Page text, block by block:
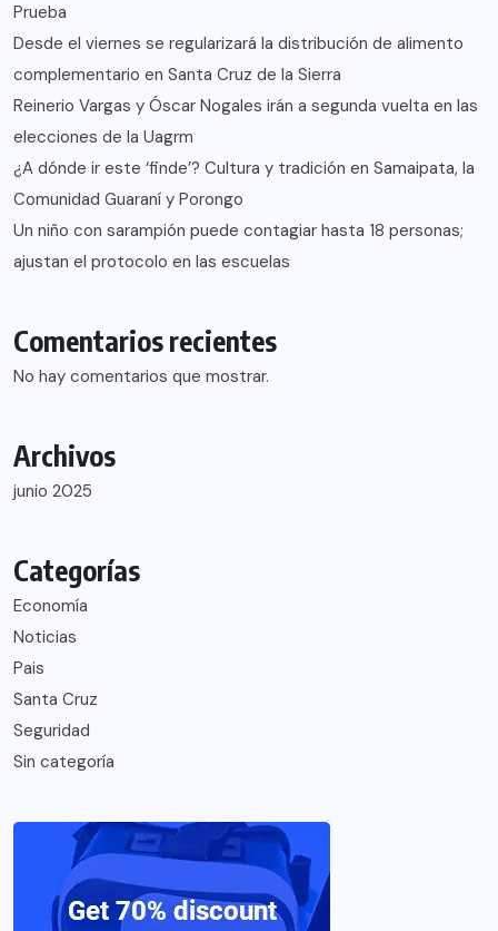
Prueba
Desde el viernes se regularizará la distribución de alimento
complementario en Santa Cruz de la Sierra
Reinerio Vargas y Óscar Nogales irán a segunda vuelta en las
elecciones de la Uagrm
¿A dónde ir este ‘finde’? Cultura y tradición en Samaipata, la
Comunidad Guaraní y Porongo
Un niño con sarampión puede contagiar hasta 18 personas;
ajustan el protocolo en las escuelas
Comentarios recientes
No hay comentarios que mostrar.
Archivos
junio 2025
Categorías
Economía
Noticias
Pais
Santa Cruz
Seguridad
Sin categoría